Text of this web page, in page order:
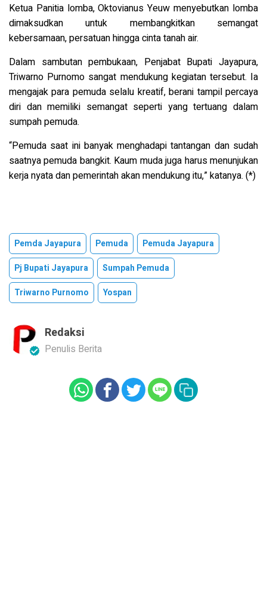
Ketua Panitia lomba, Oktovianus Yeuw menyebutkan lomba
dimaksudkan untuk membangkitkan semangat
kebersamaan, persatuan hingga cinta tanah air.
Dalam sambutan pembukaan, Penjabat Bupati Jayapura,
Triwarno Purnomo sangat mendukung kegiatan tersebut. Ia
mengajak para pemuda selalu kreatif, berani tampil percaya
diri dan memiliki semangat seperti yang tertuang dalam
sumpah pemuda.
“Pemuda saat ini banyak menghadapi tantangan dan sudah
saatnya pemuda bangkit. Kaum muda juga harus menunjukan
kerja nyata dan pemerintah akan mendukung itu,” katanya. (*)
Pemda Jayapura Pemuda
Pemuda Jayapura
Pj Bupati Jayapura
Sumpah Pemuda
Triwarno Purnomo
Yospan
Redaksi
Penulis Berita